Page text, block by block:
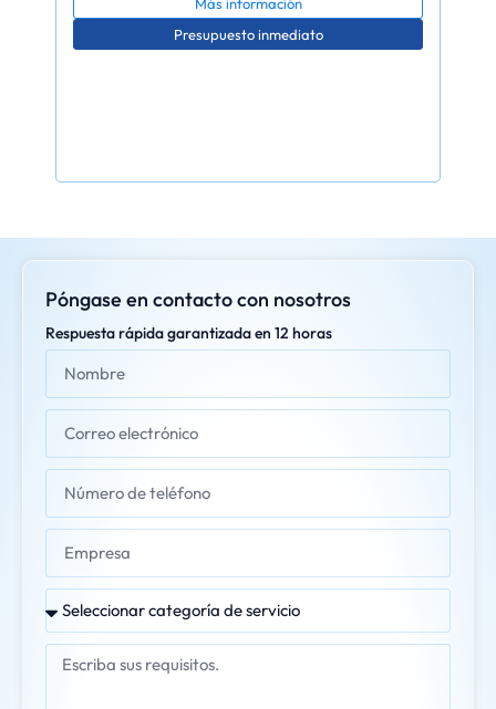
Presupuesto inmediato
Póngase en contacto con nosotros
Respuesta rápida garantizada en 12 horas